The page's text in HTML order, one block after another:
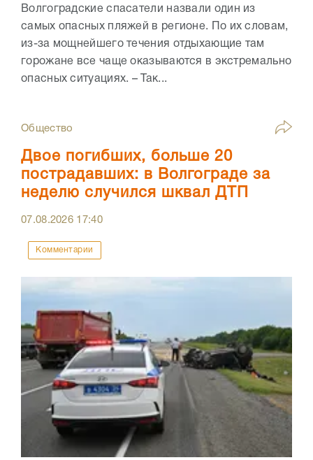
Волгоградские спасатели назвали один из
самых опасных пляжей в регионе. По их словам,
из-за мощнейшего течения отдыхающие там
горожане все чаще оказываются в экстремально
опасных ситуациях. – Так...
Общество
Двое погибших, больше 20
пострадавших: в Волгограде за
неделю случился шквал ДТП
07.08.2026 17:40
Комментарии